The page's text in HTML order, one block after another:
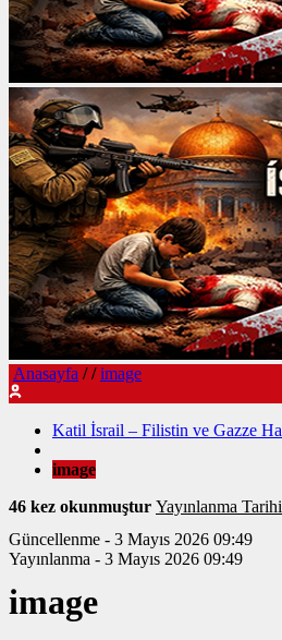
Anasayfa / / image
Katil İsrail – Filistin ve Gazze
image
46 kez okunmuştur
Güncellenme - 3 Mayıs 2026 09:49
Yayınlanma - 3 Mayıs 2026 09:49
image